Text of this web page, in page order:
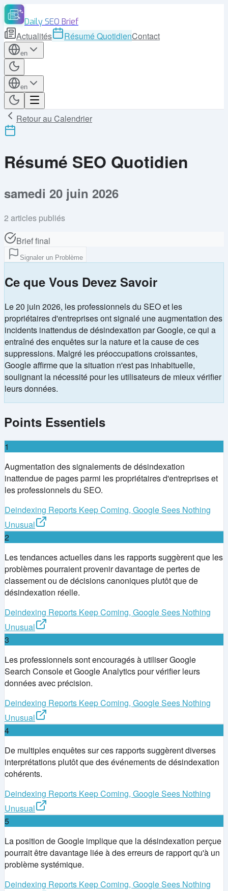
Daily SEO Brief
Actualités Résumé QuotidienContact
en
en
Retour au Calendrier
Résumé SEO Quotidien
samedi 20 juin 2026
2 articles publiés
Brief final
Signaler un Problème
Ce que Vous Devez Savoir
Le 20 juin 2026, les professionnels du SEO et les
propriétaires d'entreprises ont signalé une augmentation des
incidents inattendus de désindexation par Google, ce qui a
entraîné des enquêtes sur la nature et la cause de ces
suppressions. Malgré les préoccupations croissantes,
Google affirme que la situation n'est pas inhabituelle,
soulignant la nécessité pour les utilisateurs de mieux vérifier
leurs données.
Points Essentiels
1
Augmentation des signalements de désindexation
inattendue de pages parmi les propriétaires d'entreprises et
les professionnels du SEO.
Deindexing Reports Keep Coming, Google Sees Nothing
Unusual
2
Les tendances actuelles dans les rapports suggèrent que les
problèmes pourraient provenir davantage de pertes de
classement ou de décisions canoniques plutôt que de
désindexation réelle.
Deindexing Reports Keep Coming, Google Sees Nothing
Unusual
3
Les professionnels sont encouragés à utiliser Google
Search Console et Google Analytics pour vérifier leurs
données avec précision.
Deindexing Reports Keep Coming, Google Sees Nothing
Unusual
4
De multiples enquêtes sur ces rapports suggèrent diverses
interprétations plutôt que des événements de désindexation
cohérents.
Deindexing Reports Keep Coming, Google Sees Nothing
Unusual
5
La position de Google implique que la désindexation perçue
pourrait être davantage liée à des erreurs de rapport qu'à un
problème systémique.
Deindexing Reports Keep Coming, Google Sees Nothing